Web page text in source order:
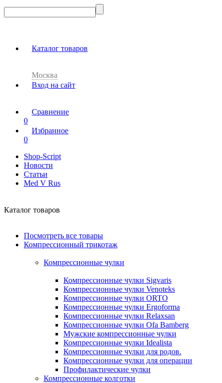
Каталог товаров
Москва
Вход на сайт
Сравнение
0
Избранное
0
Shop-Script
Новости
Статьи
Med V Rus
Каталог товаров
Посмотреть все товары
Компрессионный трикотаж
Компрессионные чулки
Компрессионные чулки Sigvaris
Компрессионные чулки Venoteks
Компрессионные чулки ORTO
Компрессионные чулки Ergoforma
Компрессионные чулки Relaxsan
Компрессионные чулки Ofa Bamberg
Мужские компрессионные чулки
Компрессионные чулки Idealista
Компрессионные чулки для родов.
Компрессионные чулки для операции
Профилактические чулки
Компрессионные колготки